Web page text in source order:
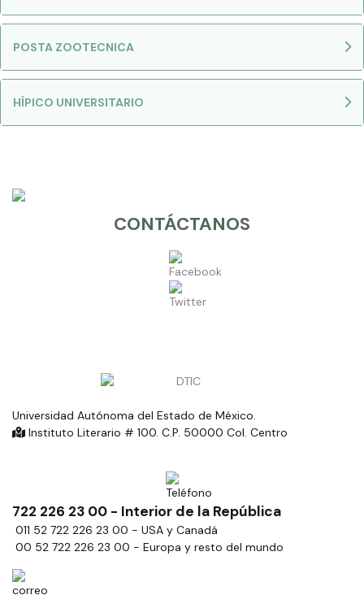
POSTA ZOOTECNICA
HÍPICO UNIVERSITARIO
CONTÁCTANOS
Universidad Autónoma del Estado de México.
Instituto Literario # 100. C.P. 50000 Col. Centro
722 226 23 00 - Interior de la República
011 52 722 226 23 00 - USA y Canadá
00 52 722 226 23 00 - Europa y resto del mundo